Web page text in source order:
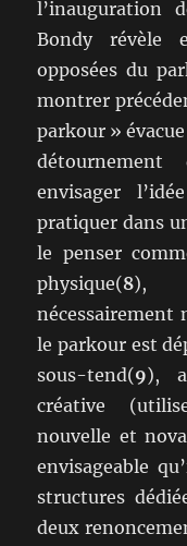
l’inauguration
Bondy révèle
opposées du
montrer
parkour »
envisager
pratiquer dans
le penser
physique(8),
nécessairement
le parkour est
sous-tend(9),
créative
nouvelle et
envisageable
structures
deux